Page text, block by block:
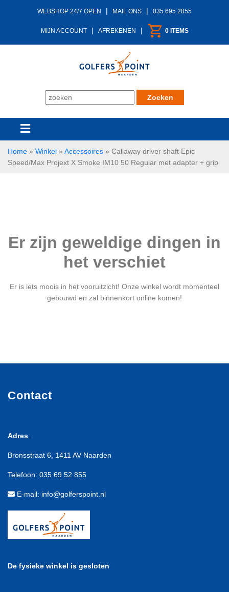
WEBSHOP 24/7 OPEN | MAIL ONS | 035 695 2855
MIJN ACCOUNT | AFREKENEN | 0 ITEMS
Home » Winkel » Accessoires » Callaway driver shaft Epic
Speed/Max Projext X Smoke IM10 50 Regular met adapter + grip
Er zijn geweldige dingen in
het verschiet
Er is iets moois in het vooruitzicht! Onze winkel wordt momenteel
gebouwd en zal binnenkort online komen!
Contact
Adres:
Bronsstraat 6, 1411 AV Naarden
Telefoon: 035 69 52 855
E-mail: info@golferspoint.nl
De fysieke winkel is gesloten